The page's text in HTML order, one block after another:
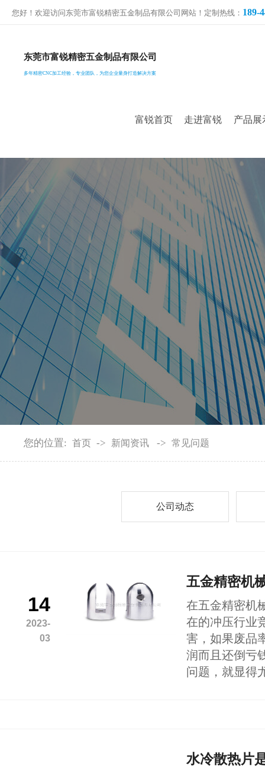
您好！欢迎访问东莞市富锐精密五金制品有限公司网站！定制热线： 189-
东莞市富锐精密五金制品有限公司
多年精密CNC加工经验，专业团队，为您企业量身打造解决方案
富锐首页 走进富锐 产品展
您的位置: 首页 -> 新闻资讯 -> 常见问题
公司动态
14
2023-
03
五金精密机
在五金精密机
在的冲压行业
害，如果废品
润而且还倒亏
问题，就显得
水冷散热片